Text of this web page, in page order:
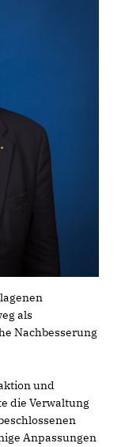
als
Nachbesserung
und
die Verwaltung
Anpassungen